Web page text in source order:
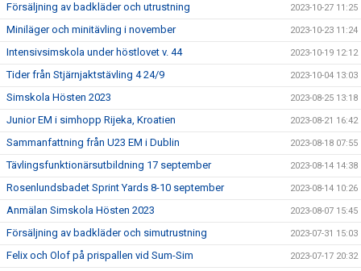
Försäljning av badkläder och utrustning 2023-10-27 11:25
Miniläger och minitävling i november 2023-10-23 11:24
Intensivsimskola under höstlovet v. 44 2023-10-19 12:12
Tider från Stjärnjaktstävling 4 24/9 2023-10-04 13:03
Simskola Hösten 2023 2023-08-25 13:18
Junior EM i simhopp Rijeka, Kroatien 2023-08-21 16:42
Sammanfattning från U23 EM i Dublin 2023-08-18 07:55
Tävlingsfunktionärsutbildning 17 september 2023-08-14 14:38
Rosenlundsbadet Sprint Yards 8-10 september 2023-08-14 10:26
Anmälan Simskola Hösten 2023 2023-08-07 15:45
Försäljning av badkläder och simutrustning 2023-07-31 15:03
Felix och Olof på prispallen vid Sum-Sim 2023-07-17 20:32